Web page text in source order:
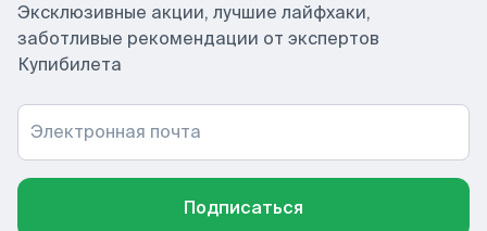
Эксклюзивные акции, лучшие лайфхаки,
заботливые рекомендации от экспертов
Купибилета
Электронная почта
Подписаться